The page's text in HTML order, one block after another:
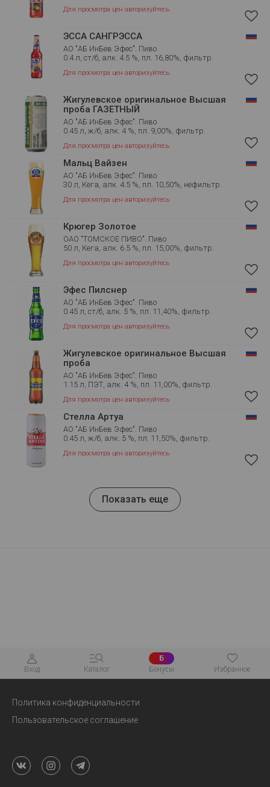
Для просмотра цен авторизуйтесь
ЭССА САНГРЭССА
АО "АБ ИнБев Эфес". Пиво
0.4 л, ст/б, алк. 4.5 %, пл. 16,80%, фильтр.
Для просмотра цен авторизуйтесь
Жигулевское оригинальное Высшая
проба ГАЗЕТНЫЙ
АО "АБ ИнБев Эфес". Пиво
0.45 л, ж/б, алк. 4 %, пл. 9,00%, фильтр.
Для просмотра цен авторизуйтесь
Мальц Вайзен
АО "АБ ИнБев Эфес". Пиво
30 л, Кега, алк. 4.5 %, пл. 10,50%, нефильтр.
Для просмотра цен авторизуйтесь
Крюгер Золотое
ОАО "ТОМСКОЕ ПИВО". Пиво
50 л, Кега, алк. 6.5 %, пл. 15,00%, фильтр.
Для просмотра цен авторизуйтесь
Эфес Пилснер
АО "АБ ИнБев Эфес". Пиво
0.45 л, ст/б, алк. 5 %, пл. 11,40%, фильтр.
Для просмотра цен авторизуйтесь
Жигулевское оригинальное Высшая
проба
АО "АБ ИнБев Эфес". Пиво
1.15 л, ПЭТ, алк. 4 %, пл. 11,00%, фильтр.
Для просмотра цен авторизуйтесь
Стелла Артуа
АО "АБ ИнБев Эфес". Пиво
0.45 л, ж/б, алк. 5 %, пл. 11,50%, фильтр.
Для просмотра цен авторизуйтесь
Показать еще
Вход Каталог
Б
Бонусы
Избранное
Политика конфиденциальности
Пользовательское соглашение